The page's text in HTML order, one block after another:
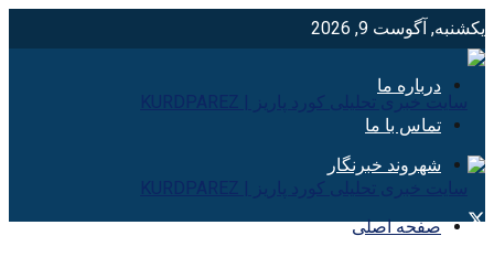
یکشنبه, آگوست 9, 2026
درباره ما
تماس با ما
شهروند خبرنگار
صفحه اصلی